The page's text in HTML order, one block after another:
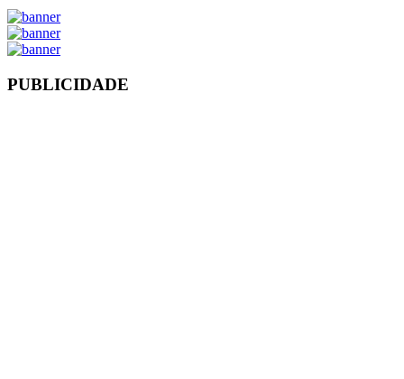
PUBLICIDADE